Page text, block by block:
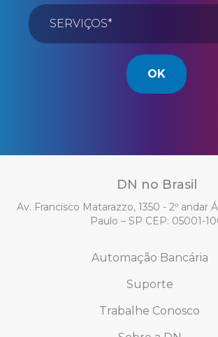
OK
DN no Brasil
Av. Francisco Matarazzo, 1350 - 2º andar
Paulo – SP CEP: 05001-
Automação Bancária
Suporte
Trabalhe Conosco